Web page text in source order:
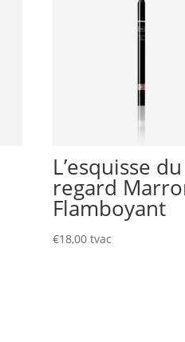
L’esquisse du
regard
Flamboyant
€18,00 tvac